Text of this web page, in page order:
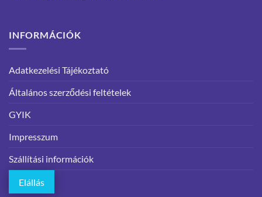
INFORMÁCIÓK
Adatkezelési Tájékoztató
Általános szerződési feltételek
GYIK
Impresszum
Szállítási információk
Elállás